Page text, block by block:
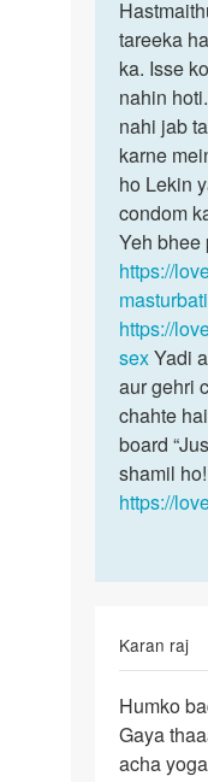
to
Kya
karna
by
अज्ञात
Hastmaithun
ek
safe
…
tareeka
ka. Isse
nahin
nahi jab
karne
ho Lekin
condom
Yeh bhee
https://
https://
sexYadi
aur gehri
chahte
board
shamil ho!
https://
Karan raj
Humko
bachapan
harash
Humko
Gaya
acha